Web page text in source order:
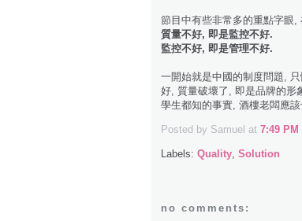
節目中有些非常多的重點字眼,
質量不好, 即是監控不好.
監控不好, 即是管理不好.
一開始就是中國的制度問題,
好, 質量破壞了, 即是品牌的形
學生都知的事實, 酒樓老闆應
Posted by Samuel at 7:49 PM
Labels: Quality Solution
no comments: